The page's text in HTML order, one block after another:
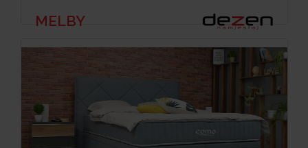
MELBY